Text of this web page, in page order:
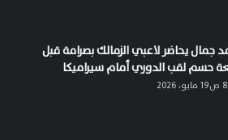
جمال يحاضر لاعبي الزمالك بصرامة قبل
حسم لقب الدوري أمام سيراميكا